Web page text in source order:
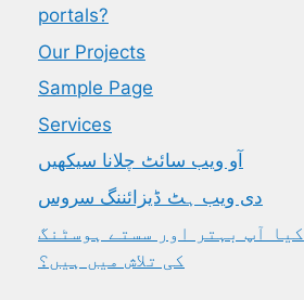
portals?
Our Projects
Sample Page
Services
آو ویب سائٹ چلانا سیکھیں
دی ویب ہٹ ڈیزائننگ سروس
کیا آپ بہتر اور سستے ہوسٹنگ
کی تلاش میں ہیں؟